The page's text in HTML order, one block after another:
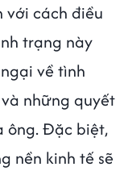
với cách điều
trạng này
về tình
những quyết
ông. Đặc biệt,
nền kinh tế sẽ